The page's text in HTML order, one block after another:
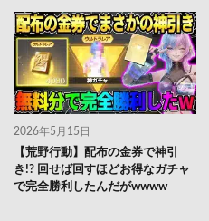
2026年5月15日
【荒野行動】配布の金券で神引
き!? 回せば回すほどお得なガチャ
で完全勝利したんだがwwww